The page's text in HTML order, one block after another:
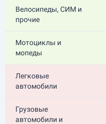
Велосипеды, СИМ и
прочие
Мотоциклы и
мопеды
Легковые
автомобили
Грузовые
автомобили и